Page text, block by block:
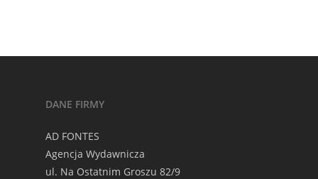
DANE FIRMY
AD FONTES
Agencja Wydawnicza
ul. Na Ostatnim Groszu 82/9